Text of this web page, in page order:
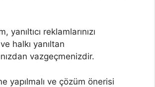
yanıltıcı reklamlarınızı
halkı yanıltan
vazgeçmenizdir.
yapılmalı ve çözüm önerisi